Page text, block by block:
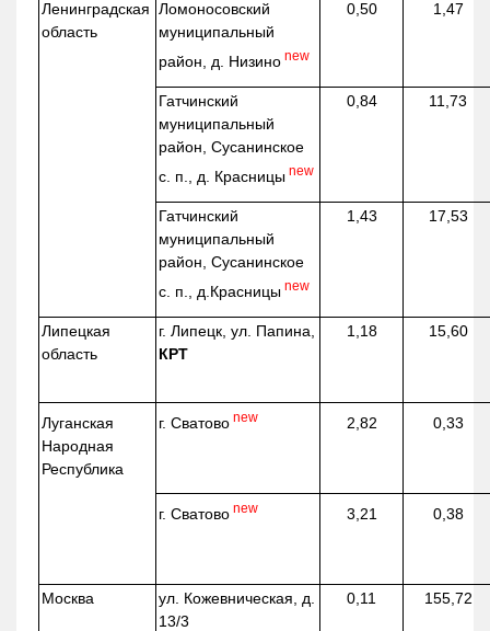
Ленинградская
область
Ломоносовский
муниципальный
район, д. Низино new
0,50 1,47
Гатчинский
муниципальный
район, Сусанинское
с. п., д. Красницы new
0,84 11,73
Гатчинский
муниципальный
район, Сусанинское
с. п., д.Красницы new
1,43 17,53
Липецкая
область
г. Липецк, ул. Папина,
КРТ
1,18 15,60
Луганская
Народная
Республика
г. Сватово new 2,82 0,33
г. Сватово new 3,21 0,38
Москва ул. Кожевническая , д.
13/3
0,11 155,72